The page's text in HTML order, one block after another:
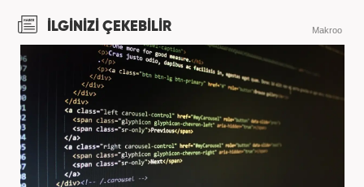
İLGİNİZİ ÇEKEBİLİR Makroo